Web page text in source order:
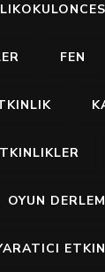
FEN
OYUN